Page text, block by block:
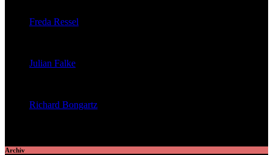
Freda Ressel
Julian Falke
Richard Bongartz
Archiv